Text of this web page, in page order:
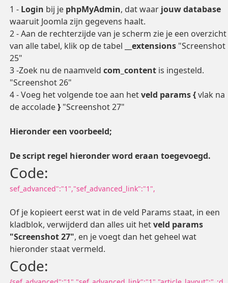
1 - Login bij je phpMyAdmin, dat waar jouw database
waaruit Joomla zijn gegevens haalt.
2 - Aan de rechterzijde van je scherm zie je een overzicht
van alle tabel, klik op de tabel __ extensions"Screenshot
25"
3 -Zoek nu de naamveld com_contentis ingesteld.
"Screenshot 26"
4 - Voeg het volgende toe aan hetveld params{vlak na
de accolade}"Screenshot 27"
Hieronder een voorbeeld;
De script regel hieronder word eraan toegevoegd.
Code:
sef_advanced":"1","sef_advanced_link":"1",
Of je kopieert eerst wat in de veld Params staat, in een
kladblok, verwijderd dan alles uit hetveld params
"Screenshot 27", en je voegt dan het geheel wat
hieronder staat vermeld.
Code: